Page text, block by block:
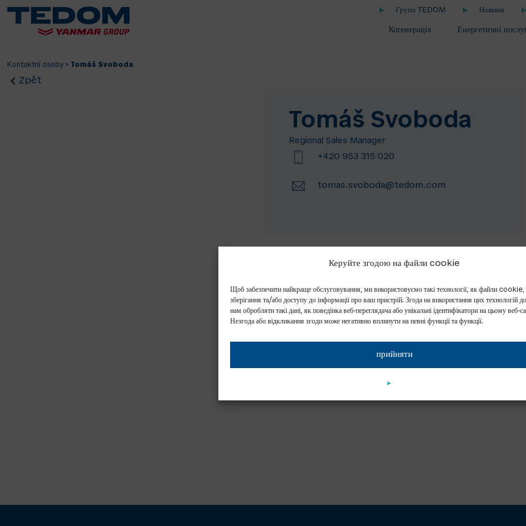
Керуйте згодою на файли cookie
Щоб забезпечити найкраще обслуговування, ми використовуємо такі технології, як файли cookie,
зберігання та/або доступу до інформації про ваш пристрій. Згода на використання цих технологій
нам обробляти такі дані, як поведінка веб-переглядача або унікальні ідентифікатори на цьому веб-
Незгода або відкликання згоди може негативно вплинути на певні функції та функції.
прийняти
Група TEDOM Новини
Когенерація Енергетичні
Kontaktní osoby > Tomáš Svoboda
Zpět
Tomáš Svoboda
Regional Sales Manager
+420 953 315 020
tomas.svoboda@tedom.com